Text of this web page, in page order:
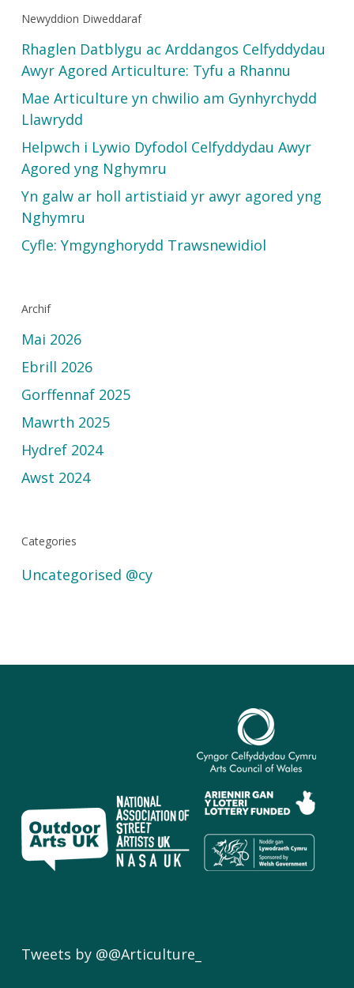
Newyddion Diweddaraf
Rhaglen Datblygu ac Arddangos Celfyddydau
Awyr Agored Articulture: Tyfu a Rhannu
Mae Articulture yn chwilio am Gynhyrchydd
Llawrydd
Helpwch i Lywio Dyfodol Celfyddydau Awyr
Agored yng Nghymru
Yn galw ar holl artistiaid yr awyr agored yng
Nghymru
Cyfle: Ymgynghorydd Trawsnewidiol
Archif
Mai 2026
Ebrill 2026
Gorffennaf 2025
Mawrth 2025
Hydref 2024
Awst 2024
Categories
Uncategorised @cy
Tweets by @@Articulture_